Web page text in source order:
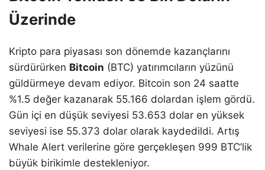
Üzerinde
Kripto para piyasası son dönemde kazançlarını
sürdürürken Bitcoin (BTC) yatırımcıların yüzünü
güldürmeye devam ediyor. Bitcoin son 24 saatte
%1.5 değer kazanarak 55.166 dolardan işlem gördü.
Gün içi en düşük seviyesi 53.653 dolar en yüksek
seviyesi ise 55.373 dolar olarak kaydedildi. Artış
Whale Alert verilerine göre gerçekleşen 999 BTC’lik
büyük birikimle destekleniyor.